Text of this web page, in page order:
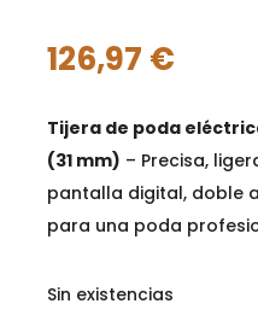
126,97 €
Tijera de poda
(31 mm) – Precisa,
pantalla digital, doble
para una poda
Sin existencias